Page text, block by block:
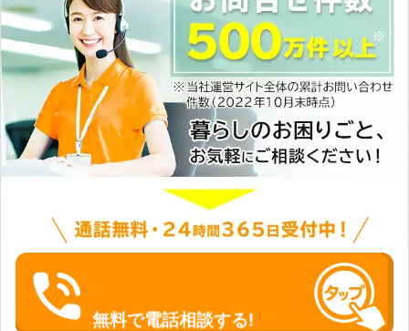
無料で電話相談する!